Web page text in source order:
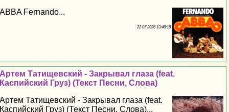
ABBA Fernando...
22 07 2026 13:48:18
Артем Татищевский - Закрывал глаза (feat.
Каспийский Груз) (Текст Песни, Слова)
Артем Татищевский - Закрывал глаза (feat.
Каспийский Груз) (Текст Песни, Слова)...